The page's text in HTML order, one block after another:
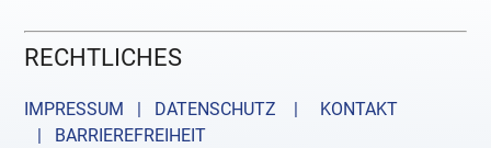
RECHTLICHES
IMPRESSUM | DATENSCHUTZ |
KONTAKT
| BARRIEREFREIHEIT